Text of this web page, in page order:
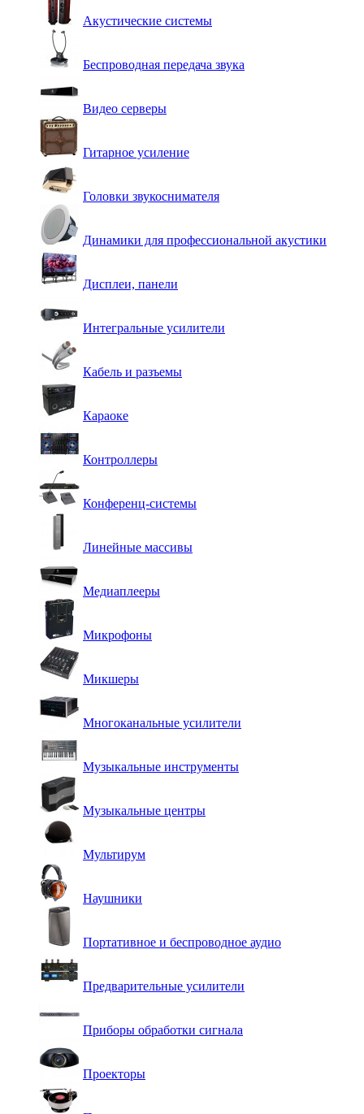
Акустические системы
Беспроводная передача звука
Видео серверы
Гитарное усиление
Головки звукоснимателя
Динамики для профессиональной акустики
Дисплеи, панели
Интегральные усилители
Кабель и разъемы
Караоке
Контроллеры
Конференц-системы
Линейные массивы
Медиаплееры
Микрофоны
Микшеры
Многоканальные усилители
Музыкальные инструменты
Музыкальные центры
Мультирум
Наушники
Портативное и беспроводное аудио
Предварительные усилители
Приборы обработки сигнала
Проекторы